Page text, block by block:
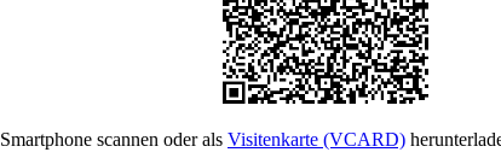
scannen oder als Visitenkarte (VCARD)